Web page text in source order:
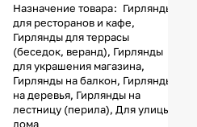
Назначение товара: Гирлянды
для ресторанов и кафе,
Гирлянды для террасы
(беседок, веранд), Гирлянды
для украшения магазина,
Гирлянды на балкон, Гирлянды
на деревья, Гирлянды на
лестницу (перила), Для улицы и
дома